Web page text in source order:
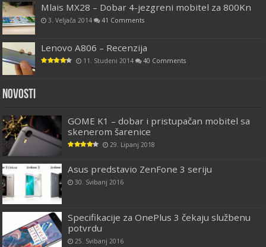
Mlais MX28 – Dobar 4-jezgreni mobitel za 800Kn
3. Veljača 2014 41 Comments
Lenovo A806 – Recenzija
11. Studeni 2014 40 Comments
Novosti
GOME K1 – dobar i pristupačan mobitel sa
skenerom šarenice
29. Lipanj 2018
Asus predstavio ZenFone 3 seriju
30. Svibanj 2016
Specifikacije za OnePlus 3 čekaju službenu
potvrdu
25. Svibanj 2016